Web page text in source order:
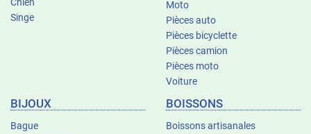
Singe
Moto
Pièces auto
Pièces bicyclette
Pièces camion
Pièces moto
Voiture
BIJOUX
Bague
BOISSONS
Boissons artisanales